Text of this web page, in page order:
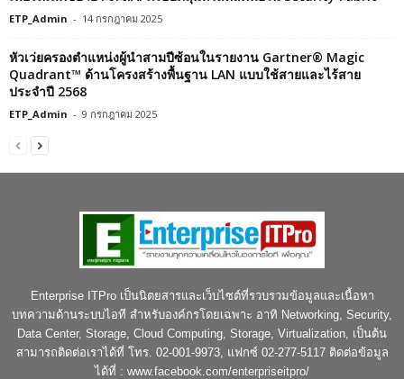
ETP_Admin - 14 กรกฎาคม 2025
หัวเว่ยครองตำแหน่งผู้นำสามปีซ้อนในรายงาน Gartner® Magic
Quadrant™ ด้านโครงสร้างพื้นฐาน LAN แบบใช้สายและไร้สาย
ประจำปี 2568
ETP_Admin - 9 กรกฎาคม 2025
Enterprise ITPro เป็นนิตยสารและเว็บไซต์ที่รวบรวมข้อมูลและเนื้อหา
บทความด้านระบบไอที สำหรับองค์กรโดยเฉพาะ อาทิ Networking, Security,
Data Center, Storage, Cloud Computing, Storage, Virtualization, เป็นต้น
สามารถติดต่อเราได้ที่ โทร. 02-001-9973, แฟกซ์ 02-277-5117 ติดต่อข้อมูล
ได้ที่ : www.facebook.com/enterpriseitpro/